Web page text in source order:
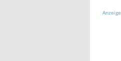
Anzeige